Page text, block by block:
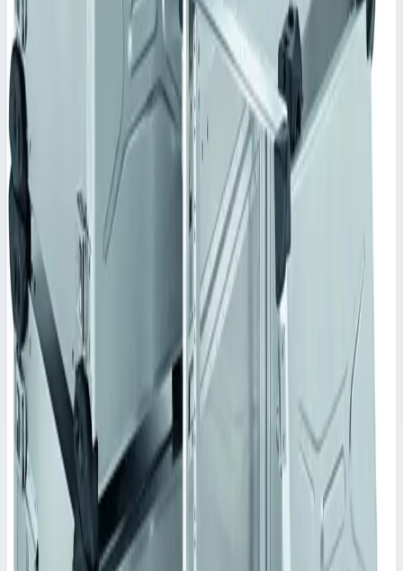
Характеристики
Внешние размеры
586,0х568,0х270,5 мм
Номинальная глубина
Высота установки
•
Параметры
Наружный размер Д x Ш x В
586х568х270,5 мм
Высота (HE/U)
4
Сценарии применения
Корпус Mitraset Racklite Basic 19" Zar ges 45954 Переносные
корпусы для электронных приборов
Для размещения электронных приборов в формате 19"
согласно VG 95446